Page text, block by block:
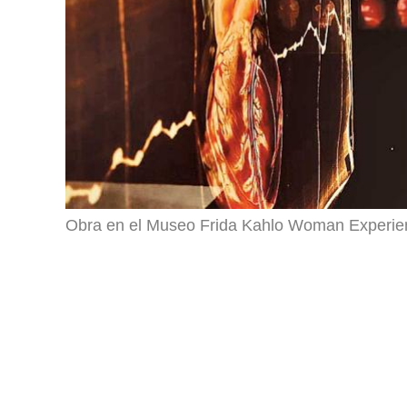
Obra en el Museo Frida Kahlo Woman